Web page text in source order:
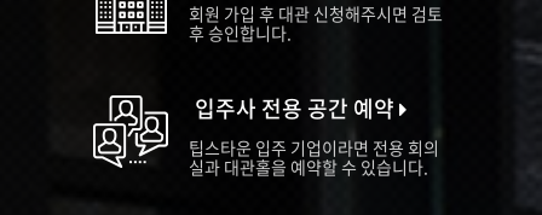
회원 가입 후 대관 신청해주시면 검토
후 승인합니다.
입주사 전용 공간 예약
팁스타운 입주 기업이라면 전용 회의
실과 대관홀을 예약할 수 있습니다.